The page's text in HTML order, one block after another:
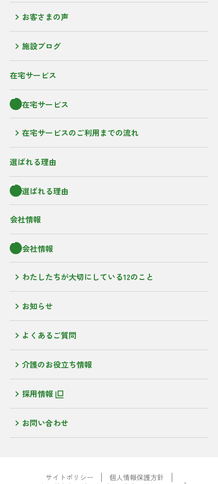
お客さまの声
施設ブログ
在宅サービス
在宅サービス
在宅サービスのご利用までの流れ
選ばれる理由
選ばれる理由
会社情報
会社情報
わたしたちが大切にしている12のこと
お知らせ
よくあるご質問
介護のお役立ち情報
採用情報
お問い合わせ
サイトポリシー
個人情報保護方針